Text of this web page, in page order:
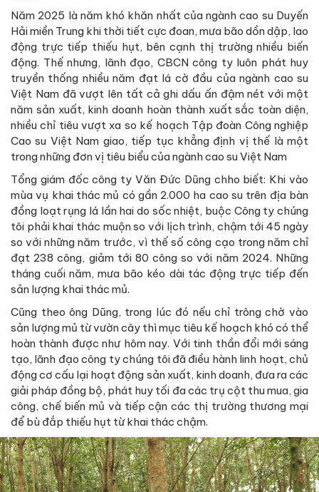
Năm 2025 là năm khó khăn nhất của ngành cao su Duyến
Hải miền Trung khi thời tiết cực đoan, mưa bão dồn dập, lao
động trực tiếp thiếu hụt, bên cạnh thị trường nhiều biến
động. Thế nhưng, lãnh đạo, CBCN công ty luôn phát huy
truyền thống nhiều năm đạt lá cờ đầu của ngành cao su
Việt Nam đã vượt lên tất cả ghi dấu ấn đậm nét với một
năm sản xuất, kinh doanh hoàn thành xuất sắc toàn diện,
nhiều chỉ tiêu vượt xa so kế hoạch Tập đoàn Công nghiệp
Cao su Việt Nam giao, tiếp tục khẳng định vị thế là một
trong những đơn vị tiêu biểu của ngành cao su Việt Nam
Tổng giám đốc công ty Văn Đức Dũng chho biết: Khi vào
mùa vụ khai thác mủ có gần 2.000 ha cao su trên địa bàn
đồng loạt rụng lá lần hai do sốc nhiệt, buộc Công ty chúng
tôi phải khai thác muộn so với lịch trình, chậm tới 45 ngày
so với những năm trước, vì thế số công cạo trong năm chỉ
đạt 238 công, giảm tới 80 công so với năm 2024. Những
tháng cuối năm, mưa bão kéo dài tác động trực tiếp đến
sản lượng khai thác mủ.
Cũng theo ông Dũng, trong lúc đó nếu chỉ trông chờ vào
sản lượng mủ từ vườn cây thì mục tiêu kế hoạch khó có thể
hoàn thành được như hôm nay. Với tinh thần đổi mới sáng
tạo, lãnh đạo công ty chúng tôi đã điều hành linh hoạt, chủ
động cơ cấu lại hoạt động sản xuất, kinh doanh, đưa ra các
giải pháp đồng bộ, phát huy tối đa các trụ cột thu mua, gia
công, chế biến mủ và tiếp cận các thị trường thương mại
để bù đắp thiếu hụt từ khai thác chậm.